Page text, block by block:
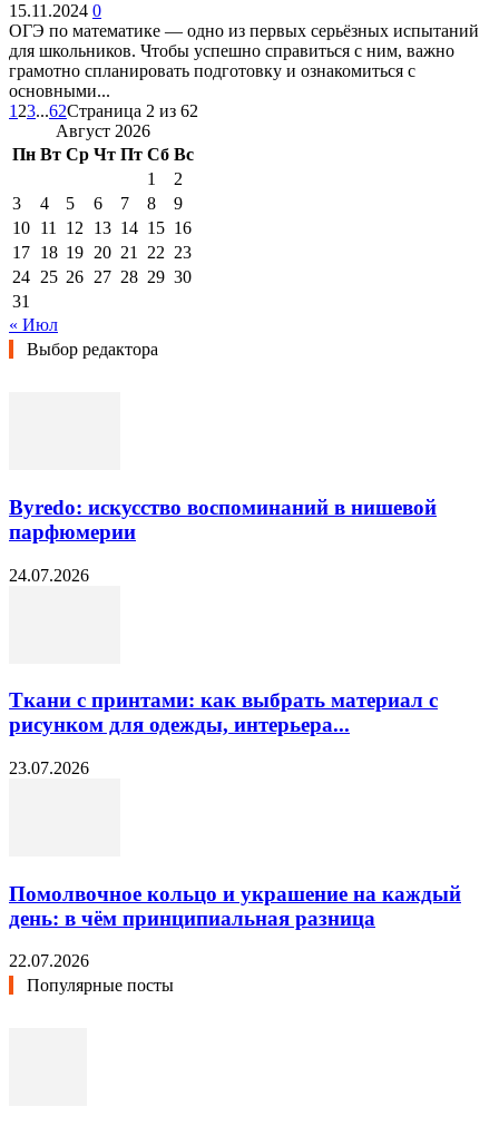
15.11.2024 0
ОГЭ по математике — одно из первых серьёзных испытаний
для школьников. Чтобы успешно справиться с ним, важно
грамотно спланировать подготовку и ознакомиться с
основными...
1 23...62Страница 2 из 62
Август 2026
Пн Вт Ср Чт Пт Сб Вс
1
2
3
4 5 6 7 8
9
10 11 12 13 14 15 16
17 18 19 20 21 22 23
24 25 26 27 28 29 30
31
« Июл
Выбор редактора
Byredo: искусство воспоминаний в нишевой
парфюмерии
24.07.2026
Ткани с принтами: как выбрать материал с
рисунком для одежды, интерьера...
23.07.2026
Помолвочное кольцо и украшение на каждый
день: в чём принципиальная разница
22.07.2026
Популярные посты